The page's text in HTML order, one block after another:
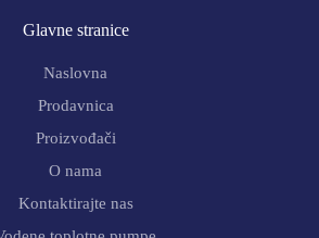
Glavne stranice
Naslovna
Prodavnica
Proizvođači
O nama
Kontaktirajte nas